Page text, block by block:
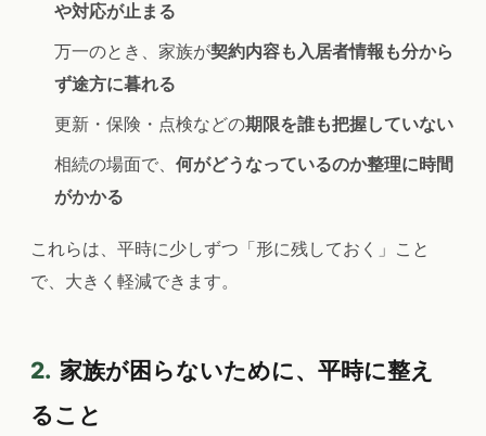
や対応が止まる
万一のとき、家族が契約内容も入居者情報も分から
ず途方に暮れる
更新・保険・点検などの期限を誰も把握していない
相続の場面で、 何がどうなっているのか整理に時間
がかかる
これらは、平時に少しずつ「形に残しておく」こと
で、大きく軽減できます。
2. 家族が困らないために、平時に整え
ること